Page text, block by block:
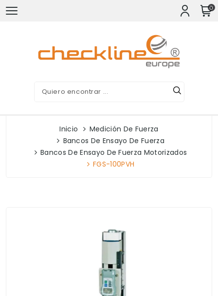
0
Inicio
Medición De Fuerza
Bancos De Ensayo De Fuerza
Bancos De Ensayo De Fuerza Motorizados
FGS-100PVH